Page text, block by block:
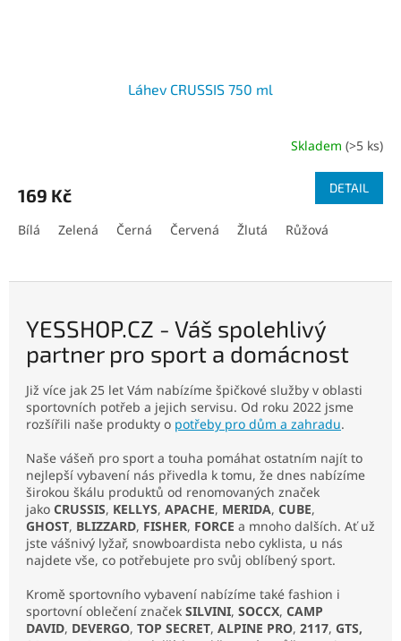
Láhev CRUSSIS 750 ml
Skladem (>5 ks)
169 Kč DETAIL
Bílá Zelená Černá Červená Žlutá Růžová
YESSHOP.CZ - Váš spolehlivý
partner pro sport a domácnost
Již více jak 25 let Vám nabízíme špičkové služby v oblasti
sportovních potřeb a jejich servisu. Od roku 2022 jsme
rozšířili naše produkty o potřeby pro dům a zahradu.
Naše vášeň pro sport a touha pomáhat ostatním najít to
nejlepší vybavení nás přivedla k tomu, že dnes nabízíme
širokou škálu produktů od renomovaných značek
jako CRUSSIS, KELLYS, APACHE, MERIDA, CUBE,
GHOST, BLIZZARD, FISHER, FORCE a mnoho dalších. Ať už
jste vášnivý lyžař, snowboardista nebo cyklista, u nás
najdete vše, co potřebujete pro svůj oblíbený sport.
Kromě sportovního vybavení nabízíme také fashion i
sportovní oblečení značek SILVINI, SOCCX, CAMP
DAVID, DEVERGO, TOP SECRET, ALPINE PRO, 2117, GTS,